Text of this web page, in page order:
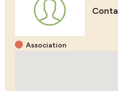
Association